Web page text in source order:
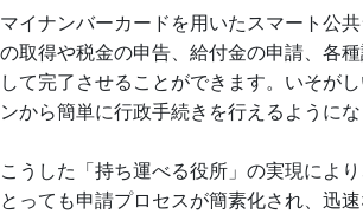
マイナンバーカードを用いたスマート公
の取得や税金の申告、給付金の申請、各
して完了させることができます。いそが
ンから簡単に行政手続きを行えるようにな
こうした「持ち運べる役所」の実現によ
とっても申請プロセスが簡素化され、迅